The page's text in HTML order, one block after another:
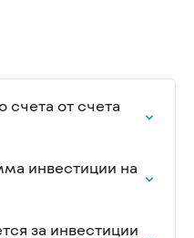
счета от счета
инвестиции на
за инвестиции